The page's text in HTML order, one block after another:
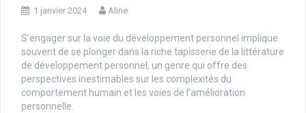
1 janvier 2024 Aline
S’engager sur la voie du développement personnel implique
souvent de se plonger dans la riche tapisserie de la littérature
de développement personnel, un genre qui offre des
perspectives inestimables sur les complexités du
comportement humain et les voies de l’amélioration
personnelle.